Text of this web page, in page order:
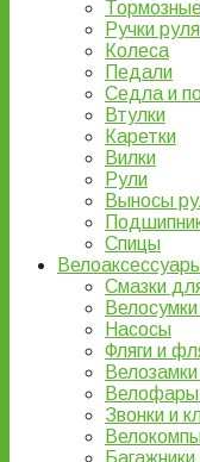
Ручки
Колеса
Педали
Седла и
Втулки
Каретки
Вилки
Рули
Выносы
Спицы
Смазки
Насосы
Фляги и
Звонки и